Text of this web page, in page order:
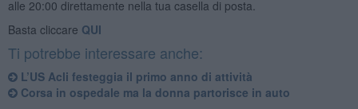
alle 20:00 direttamente nella tua casella di posta.
Basta cliccare QUI
Ti potrebbe interessare anche:
L’US Acli festeggia il primo anno di attività
Corsa in ospedale ma la donna partorisce in auto